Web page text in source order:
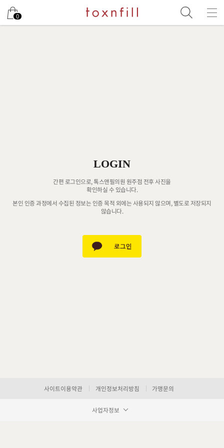
0
LOGIN
간편 로그인으로, 톡스앤필의원 원주점 전후 사진을
확인하실 수 있습니다.
본인 인증 과정에서 수집된 정보는 인증 목적 외에는 사용되지 않으며, 별도로 저장되지
않습니다.
사이트이용약관 개인정보처리방침 가맹문의
사업자정보